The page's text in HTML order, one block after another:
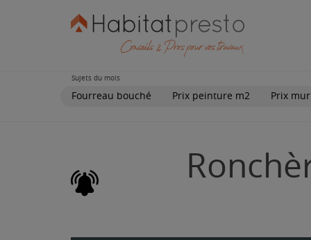
Sujets du mois
Fourreau bouché Prix peinture m2 Prix